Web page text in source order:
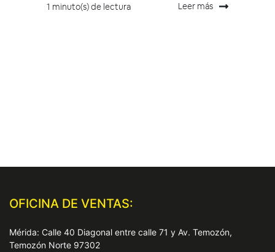
1 minuto(s) de lectura Leer más
OFICINA DE VENTAS:
Mérida: Calle 40 Diagonal entre calle 71 y Av. Temozón,
Temozón Norte 97302